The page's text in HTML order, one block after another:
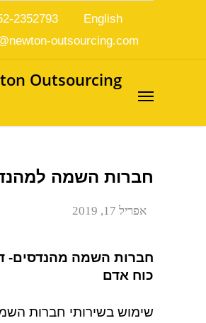
English
2352793
outsourcing.com
חברות השמה
אפריל 17, 2019
חברות השמה מהנדסים-
כוח אדם
שימוש בשירותי חברות